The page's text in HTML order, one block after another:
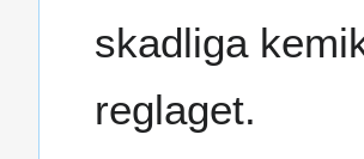
skadliga
reglaget.